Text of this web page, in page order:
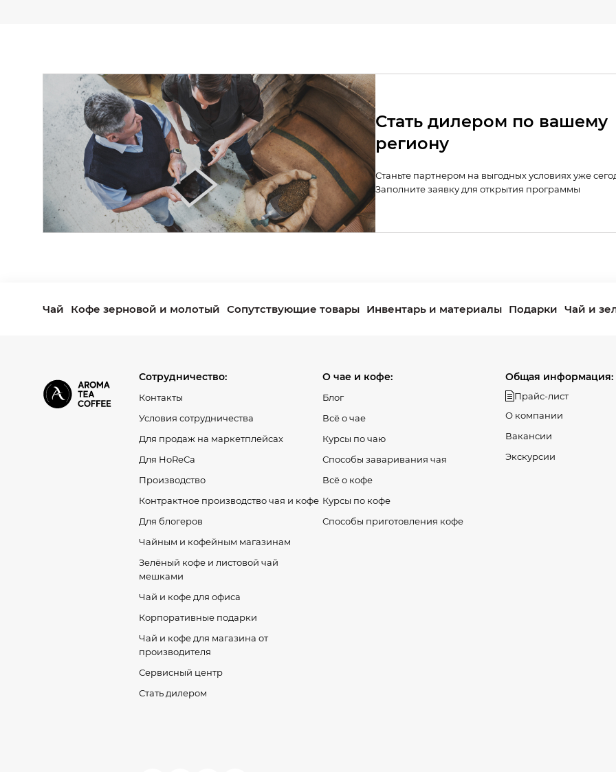
Стать дилером по вашему
региону
Станьте партнером на выгодных условиях уже
Заполните заявку для открытия программы
Чай Кофе зерновой и молотый Сопутствующие товары Инвентарь и материалы Подарки Чай и
Сотрудничество:
Контакты
Условия сотрудничества
Для продаж на маркетплейсах
Для HoReCa
Производство
Контрактное производство чая и кофе
Для блогеров
Чайным и кофейным магазинам
Зелёный кофе и листовой чай
мешками
Чай и кофе для офиса
Корпоративные подарки
Чай и кофе для магазина от
производителя
Сервисный центр
Стать дилером
О чае и кофе:
Блог
Всё о чае
Курсы по чаю
Способы заваривания чая
Всё о кофе
Курсы по кофе
Способы приготовления кофе
Общая информация:
Прайс-лист
О компании
Вакансии
Экскурсии